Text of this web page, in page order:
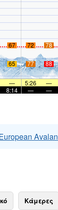
67 72 78
65 77 88
— 5:26 —
8:14 — —
Κάμερες